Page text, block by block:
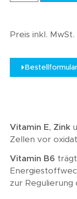
Preis inkl. MwSt.
Vitamin E, Zink
Zellen vor
Vitamin B6
zur